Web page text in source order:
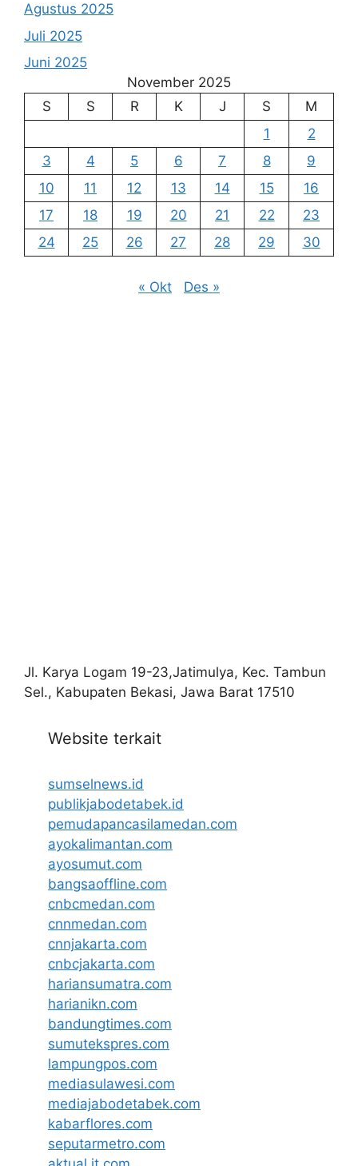
Agustus 2025
Juli 2025
Juni 2025
November 2025
S
S R K J S
M
1
2
3
4 5 6 7 8
9
10
11 12 13 14 15
16
17
18 19 20 21 22
23
24
25 26 27 28 29 30
« Okt Des »
Jl. Karya Logam 19-23,Jatimulya, Kec. Tambun
Sel., Kabupaten Bekasi, Jawa Barat 17510
Website terkait
sumselnews.id
publikjabodetabek.id
pemudapancasilamedan.com
ayokalimantan.com
ayosumut.com
bangsaoffline.com
cnbcmedan.com
cnnmedan.com
cnnjakarta.com
cnbcjakarta.com
hariansumatra.com
harianikn.com
bandungtimes.com
sumutekspres.com
lampungpos.com
mediasulawesi.com
mediajabodetabek.com
kabarflores.com
seputarmetro.com